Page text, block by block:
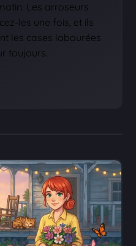
Les arroseurs
les une fois, et ils
les cases labourées
toujours.